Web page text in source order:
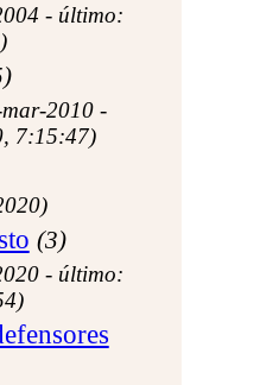
Bíblica
- último:
2010 -
7:15:47)
(3)
- último: